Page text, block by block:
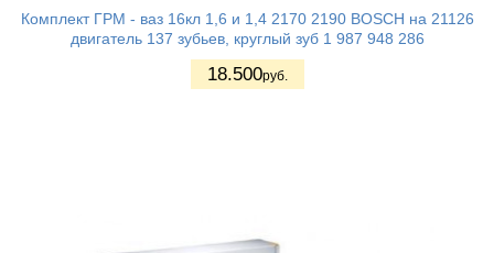
Комплект ГРМ - ваз 16кл 1,6 и 1,4 2170 2190 BOSCH на 21126
двигатель 137 зубьев, круглый зуб 1 987 948 286
18.500руб.